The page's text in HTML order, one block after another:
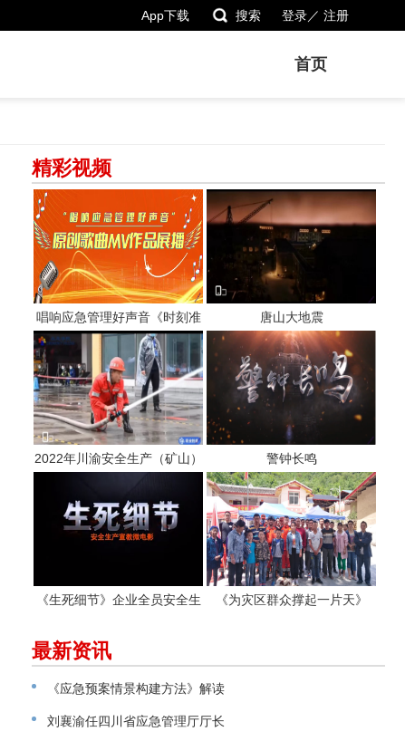
登录／ 注册
App下载 搜索
首页
精彩视频
唱响应急管理好声音《时刻准
唐山大地震
2022年川渝安全生产（矿山）
赛
警钟长鸣
《生死细节》企业全员安全生
《为灾区群众撑起一片天》
最新资讯
《应急预案情景构建方法》解读
刘襄渝任四川省应急管理厅厅长